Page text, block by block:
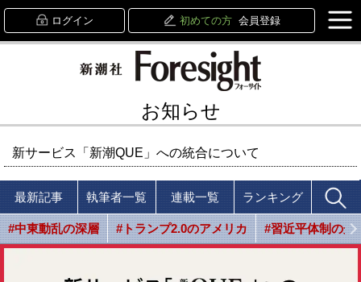
ログイン 初めての方 会員登録
お知らせ
新サービス「新潮QUE」への統合について
最新記事 執筆者一覧 連載一覧 ランキング
#中東動乱の深層 #トランプ2.0のアメリカ #習近平体制の光